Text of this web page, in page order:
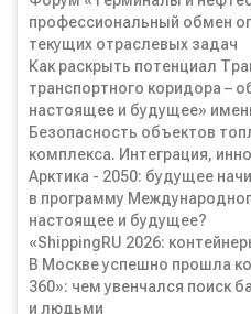
профессиональный обмен
текущих отраслевых задач
Как раскрыть потенциал
транспортного коридора –
настоящее и будущее»
Безопасность объектов
комплекса. Интеграция,
Арктика - 2050: будущее
в программу
настоящее и будущее?
«ShippingRU 2026:
В Москве успешно прошла
360»: чем увенчался поиск
и людьми